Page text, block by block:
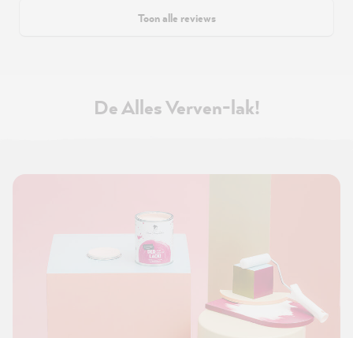
Toon alle reviews
De Alles Verven-lak!